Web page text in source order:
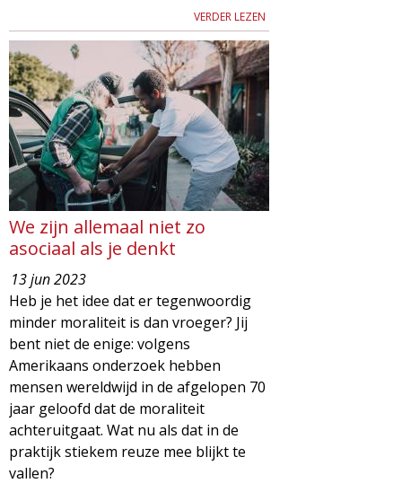
VERDER LEZEN
We zijn allemaal niet zo
asociaal als je denkt
13 jun 2023
Heb je het idee dat er tegenwoordig
minder moraliteit is dan vroeger? Jij
bent niet de enige: volgens
Amerikaans onderzoek hebben
mensen wereldwijd in de afgelopen 70
jaar geloofd dat de moraliteit
achteruitgaat. Wat nu als dat in de
praktijk stiekem reuze mee blijkt te
vallen?